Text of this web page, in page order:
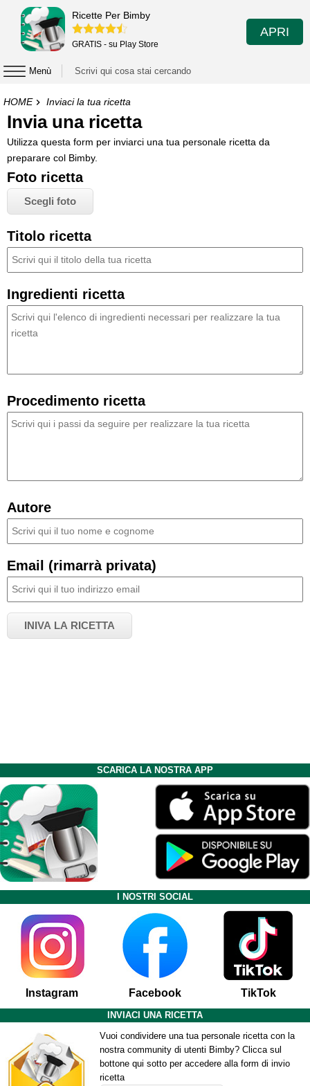
Ricette Per Bimby
GRATIS - su Play Store
APRI
Menù
HOME Inviaci la tua ricetta
Invia una ricetta
Utilizza questa form per inviarci una tua personale ricetta da
preparare col Bimby.
Foto ricetta
Scegli foto
Titolo ricetta
Ingredienti ricetta
Procedimento ricetta
Autore
Email (rimarrà privata)
SCARICA LA NOSTRA APP
I NOSTRI SOCIAL
Instagram Facebook TikTok
INVIACI UNA RICETTA
Vuoi condividere una tua personale ricetta con la
nostra community di utenti Bimby? Clicca sul
bottone qui sotto per accedere alla form di invio
ricetta